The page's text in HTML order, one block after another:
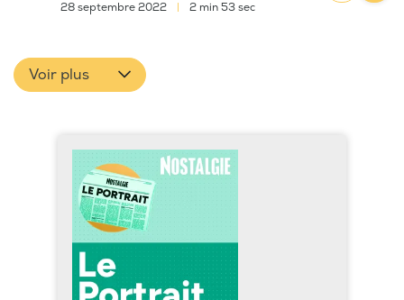
28 septembre 2022 2 min 53 sec
Voir plus